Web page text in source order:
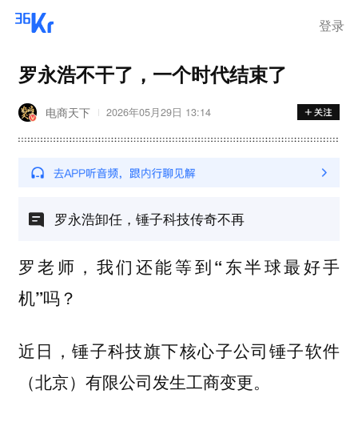
登录
罗永浩不干了，一个时代结束了
电商天下 2026年05月29日 13:14
罗永浩卸任，锤子科技传奇不再
罗老师，我们还能等到“东半球最好手
机”吗？
近日，锤子科技旗下核心子公司锤子软件
（北京）有限公司发生工商变更。